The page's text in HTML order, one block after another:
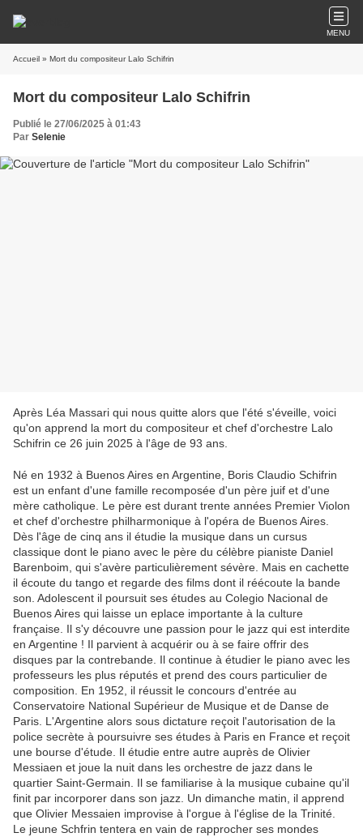
MENU
Accueil » Mort du compositeur Lalo Schifrin
Mort du compositeur Lalo Schifrin
Publié le 27/06/2025 à 01:43
Par Selenie
Après Léa Massari qui nous quitte alors que l'été s'éveille, voici
qu'on apprend la mort du compositeur et chef d'orchestre Lalo
Schifrin ce 26 juin 2025 à l'âge de 93 ans.
Né en 1932 à Buenos Aires en Argentine, Boris Claudio Schifrin
est un enfant d'une famille recomposée d'un père juif et d'une
mère catholique. Le père est durant trente années Premier Violon
et chef d'orchestre philharmonique à l'opéra de Buenos Aires.
Dès l'âge de cinq ans il étudie la musique dans un cursus
classique dont le piano avec le père du célèbre pianiste Daniel
Barenboim, qui s'avère particulièrement sévère. Mais en cachette
il écoute du tango et regarde des films dont il réécoute la bande
son. Adolescent il poursuit ses études au Colegio Nacional de
Buenos Aires qui laisse un eplace importante à la culture
française. Il s'y découvre une passion pour le jazz qui est interdite
en Argentine ! Il parvient à acquérir ou à se faire offrir des
disques par la contrebande. Il continue à étudier le piano avec les
professeurs les plus réputés et prend des cours particulier de
composition. En 1952, il réussit le concours d'entrée au
Conservatoire National Supérieur de Musique et de Danse de
Paris. L'Argentine alors sous dictature reçoit l'autorisation de la
police secrète à poursuivre ses études à Paris en France et reçoit
une bourse d'étude. Il étudie entre autre auprès de Olivier
Messiaen et joue la nuit dans les orchestre de jazz dans le
quartier Saint-Germain. Il se familiarise à la musique cubaine qu'il
finit par incorporer dans son jazz. Un dimanche matin, il apprend
que Olivier Messaien improvise à l'orgue à l'église de la Trinité.
Le jeune Schfrin tentera en vain de rapprocher ses mondes